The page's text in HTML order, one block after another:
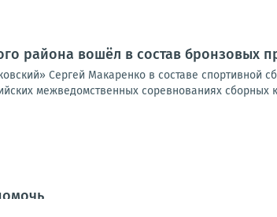
района вошёл в состав бронзовых
Сергей Макаренко в составе спортивной
межведомственных соревнованиях сборных